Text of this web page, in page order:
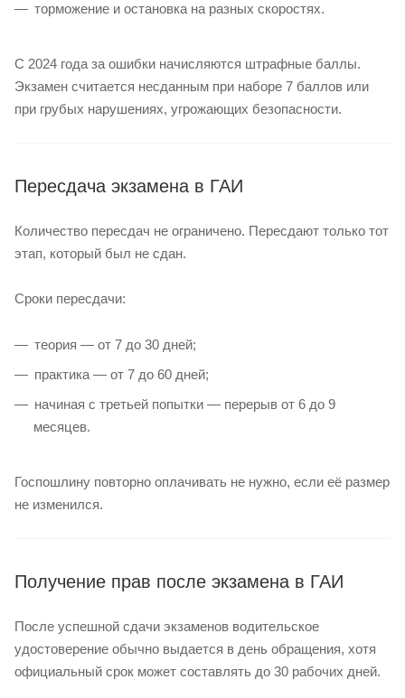
торможение и остановка на разных скоростях.
С 2024 года за ошибки начисляются штрафные баллы.
Экзамен считается несданным при наборе 7 баллов или
при грубых нарушениях, угрожающих безопасности.
Пересдача экзамена в ГАИ
Количество пересдач не ограничено. Пересдают только тот
этап, который был не сдан.
Сроки пересдачи:
теория — от 7 до 30 дней;
практика — от 7 до 60 дней;
начиная с третьей попытки — перерыв от 6 до 9
месяцев.
Госпошлину повторно оплачивать не нужно, если её размер
не изменился.
Получение прав после экзамена в ГАИ
После успешной сдачи экзаменов водительское
удостоверение обычно выдается в день обращения, хотя
официальный срок может составлять до 30 рабочих дней.